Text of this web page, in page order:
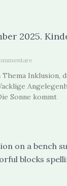
2025.
Inklusion,
Sonne kommt